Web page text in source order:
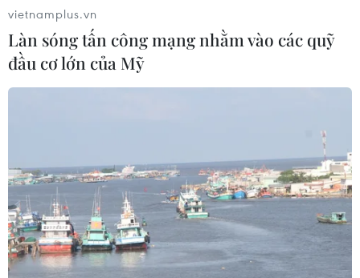
vietnamplus.vn
Làn sóng tấn công mạng nhằm vào các quỹ
đầu cơ lớn của Mỹ